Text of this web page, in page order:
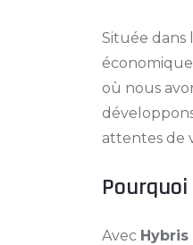
Située dans
où nous
attentes de
Avec